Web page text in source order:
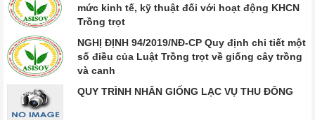
mức kinh tế, kỹ thuật đối với hoạt động KHCN
Trồng trọt
NGHỊ ĐỊNH 94/2019/NĐ-CP Quy định chi tiết một
số điều của Luật Trồng trọt về giống cây trồng
và canh
QUY TRÌNH NHÂN GIỐNG LẠC VỤ THU ĐÔNG